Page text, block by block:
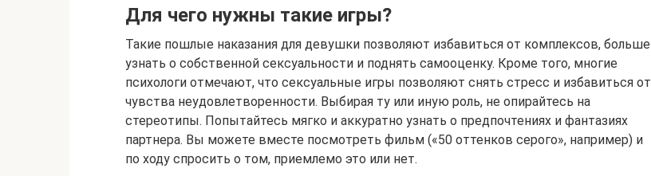
Для чего нужны такие игры?
Такие пошлые наказания для девушки позволяют избавиться от комплексов, больше
узнать о собственной сексуальности и поднять самооценку. Кроме того, многие
психологи отмечают, что сексуальные игры позволяют снять стресс и избавиться от
чувства неудовлетворенности. Выбирая ту или иную роль, не опирайтесь на
стереотипы. Попытайтесь мягко и аккуратно узнать о предпочтениях и фантазиях
партнера. Вы можете вместе посмотреть фильм («50 оттенков серого», например) и
по ходу спросить о том, приемлемо это или нет.